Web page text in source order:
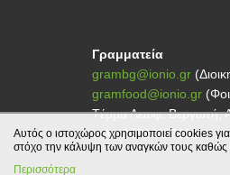
Γραμματεία
grambg@ionio.gr
gramfood@ionio.gr
Tέρμα Λεωφ. Βεργωτή,
τηλ.: 26710-27101
Αυτός ο ιστοχώρος χρησιμοποιεί cookies
στόχο την κάλυψη των αναγκών τους καθώς
Περισσότερα